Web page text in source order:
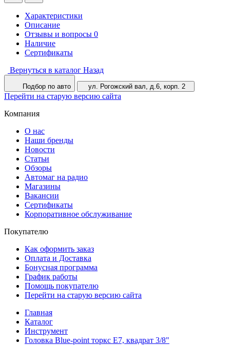
Характеристики
Описание
Отзывы и вопросы 0
Наличие
Сертификаты
Вернуться в каталог Назад
Подбор по авто ул. Рогожский вал, д.6, корп. 2
Перейти на старую версию сайта
Компания
О нас
Наши бренды
Новости
Статьи
Обзоры
Автомаг на радио
Магазины
Вакансии
Сертификаты
Корпоративное обслуживание
Покупателю
Как оформить заказ
Оплата и Доставка
Бонусная программа
График работы
Помощь покупателю
Перейти на старую версию сайта
Главная
Каталог
Инструмент
Головка Blue-point торкс Е7, квадрат 3/8"